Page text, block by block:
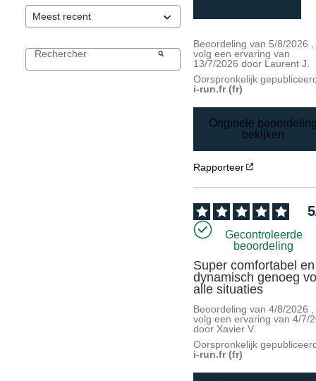
Beoordeling van 5/8/2026 ,
volg een ervaring van
13/7/2026 door Laurent J.
Oorspronkelijk
i-run.fr (fr)
Originele
bekijken
Rapporteer
5
Gecontroleerde
beoordeling
Super comfortabel en
dynamisch genoeg
alle situaties
Beoordeling van4/8/2026
volg een ervaring van4/7/
door Xavier V.
Oorspronkelijk
i-run.fr (fr)